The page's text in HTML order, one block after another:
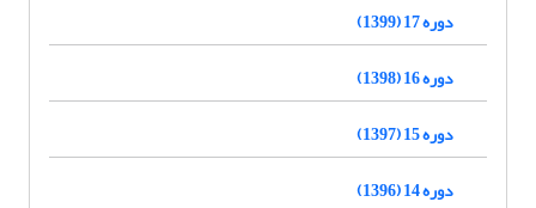
دوره 17 (1399)
دوره 16 (1398)
دوره 15 (1397)
دوره 14 (1396)